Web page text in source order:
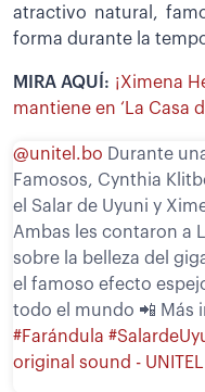
atractivo natural,
forma durante la
MIRA AQUÍ: ¡Ximena
mantiene en ‘La Casa
@unitel.bo Durante
Famosos, Cynthia
el Salar de Uyuni y
Ambas les contaron a
sobre la belleza del
el famoso efecto
todo el mundo 📲 Más
#Farándula
original sound - UNITEL